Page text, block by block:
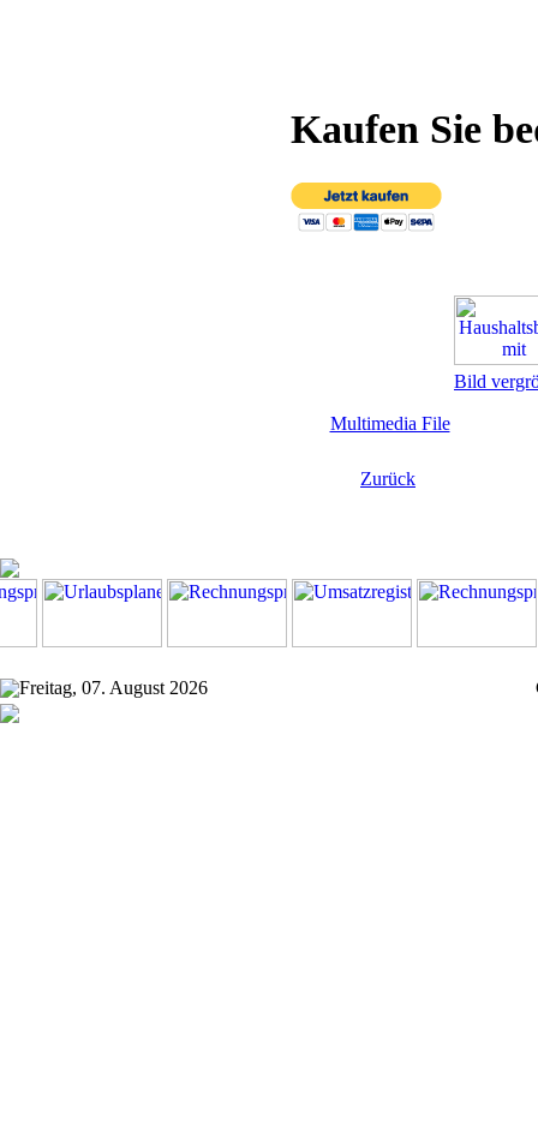
Kaufen Sie
Bild
Multimedia File
Zurück
Freitag, 07. August 2026